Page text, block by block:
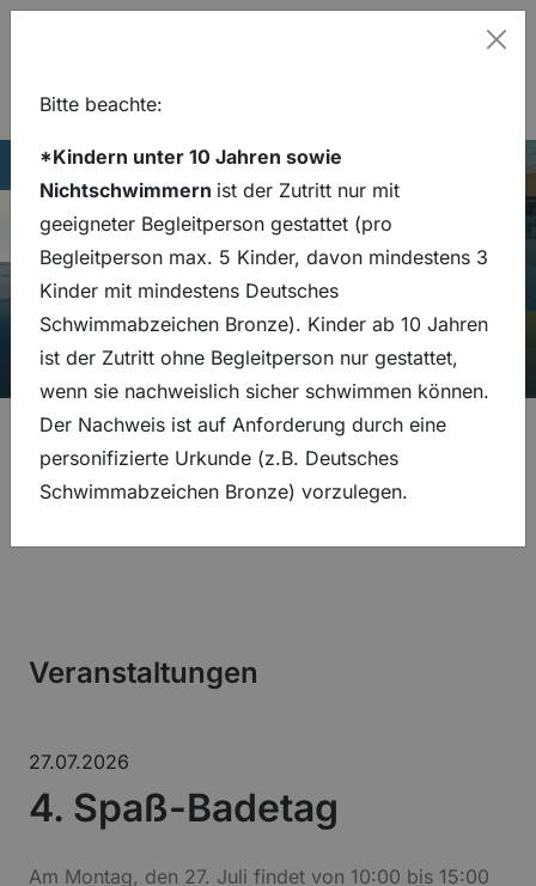
Zum Hauptinhalt springen
Zur Hauptnavigation springen
Navigation
05341 30980
Unvergessliche
Augenblicke genießen
Veranstaltungen
27.07.2026
4. Spaß-Badetag
Am Montag, den 27. Juli findet von 10:00 bis 15:00
Bitte beachte:
*Kindern unter 10 Jahren sowie
Nichtschwimmern ist der Zutritt nur mit
geeigneter Begleitperson gestattet (pro
Begleitperson max. 5 Kinder, davon mindestens 3
Kinder mit mindestens Deutsches
Schwimmabzeichen Bronze). Kinder ab 10 Jahren
ist der Zutritt ohne Begleitperson nur gestattet,
wenn sie nachweislich sicher schwimmen können.
Der Nachweis ist auf Anforderung durch eine
personifizierte Urkunde (z.B. Deutsches
Schwimmabzeichen Bronze) vorzulegen.